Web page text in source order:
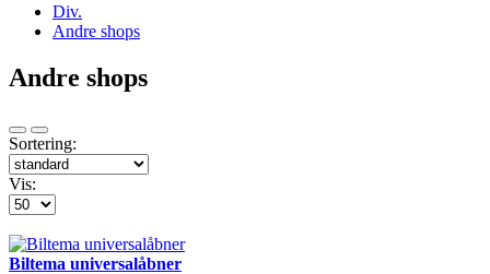
Div.
Andre shops
Andre shops
Sortering:
Vis:
Biltema universalåbner